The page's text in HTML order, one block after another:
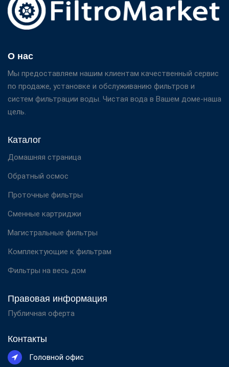
О нас
Мы предоставляем нашим клиентам качественный сервис
по продаже, установке и обслуживанию фильтров и
систем фильтрации воды. Чистая вода в Вашем доме-наша
цель.
Каталог
Домашняя страница
Обратный осмос
Проточные фильтры
Сменные картриджи
Магистральные фильтры
Комплектующие к фильтрам
Фильтры на весь дом
Правовая информация
Публичная оферта
Контакты
Головной офис